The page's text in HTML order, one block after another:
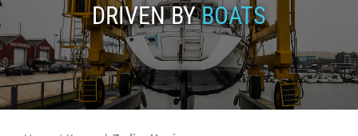
DRIVEN BYBOATS